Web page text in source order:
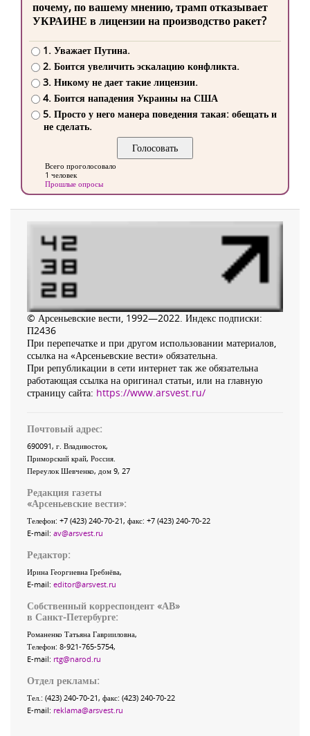
почему, по вашему мнению, трамп отказывает
УКРАИНЕ в лицензии на производство ракет?
1. Уважает Путина.
2. Боится увеличить эскалацию конфликта.
3. Никому не дает такие лицензии.
4. Боится нападения Украины на США
5. Просто у него манера поведения такая: обещать и
не сделать.
Всего проголосовало
1 человек
Прошлые опросы
© Арсеньевские вести, 1992—2022. Индекс подписки:
П2436
При перепечатке и при другом использовании материалов,
ссылка на «Арсеньевские вести» обязательна.
При републикации в сети интернет так же обязательна
работающая ссылка на оригинал статьи, или на главную
страницу сайта: https://www.arsvest.ru/
Почтовый адрес:
690091, г. Владивосток,
Приморский край, Россия
Переулок Шевченко, дом 9, 27
Редакция газеты
«Арсеньевские вести»:
Телефон: +7 (423) 240-70-21, факс: +7 (423) 240-70-22
E-mail: av@arsvest.ru
Редактор:
Ирина Георгиевна Гребнёва,
E-mail: editor@arsvest.ru
Собственный корреспондент «АВ»
в Санкт-Петербурге:
Романенко Татьяна Гаврииловна,
Телефон: 8-921-765-5754,
E-mail: rtg@narod.ru
Отдел рекламы:
Тел.: (423) 240-70-21, факс: (423) 240-70-22
E-mail: reklama@arsvest.ru